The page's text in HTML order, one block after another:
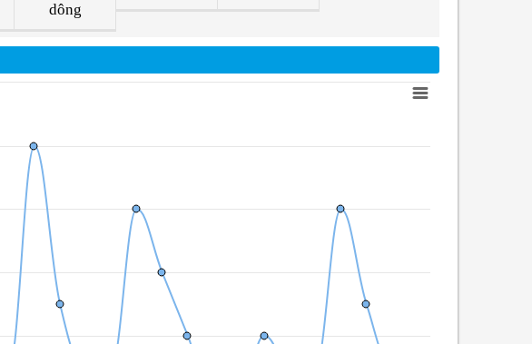
dông